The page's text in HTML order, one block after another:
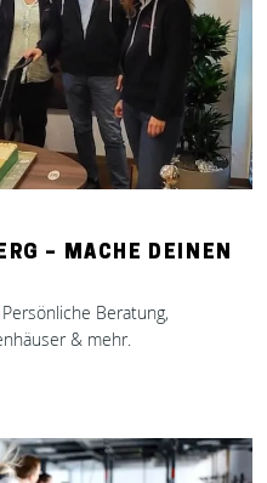
– MACHE DEINEN
Beratung,
& mehr.